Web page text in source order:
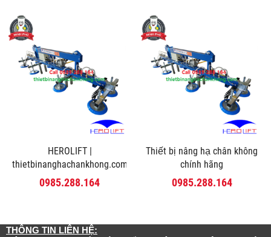
HEROLIFT |
thietbinanghachankhong.com
0985.288.164
Thiết bị nâng hạ chân không
chính hãng
0985.288.164
THÔNG TIN LIÊN HỆ: